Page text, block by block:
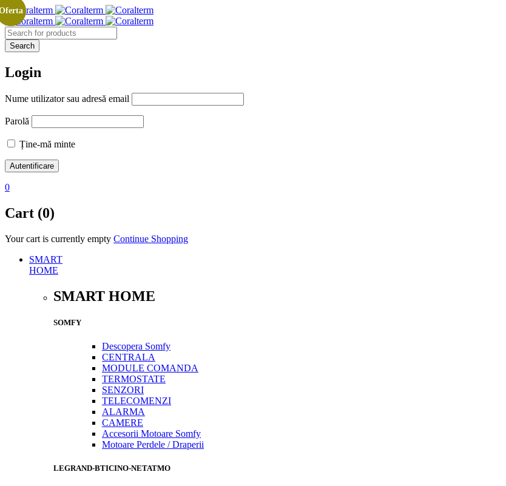
Login
Nume utilizator sau adresă email
Parolă
Ține-mă minte
0
Cart (0)
Your cart is currently empty Continue Shopping
SMART
HOME
SMART HOME
SOMFY
Descopera Somfy
CENTRALA
MODULE COMANDA
TERMOSTATE
SENZORI
TELECOMENZI
ALARMA
CAMERE
Accesorii Motoare Somfy
Motoare Perdele / Draperii
LEGRAND-BTICINO-NETATMO